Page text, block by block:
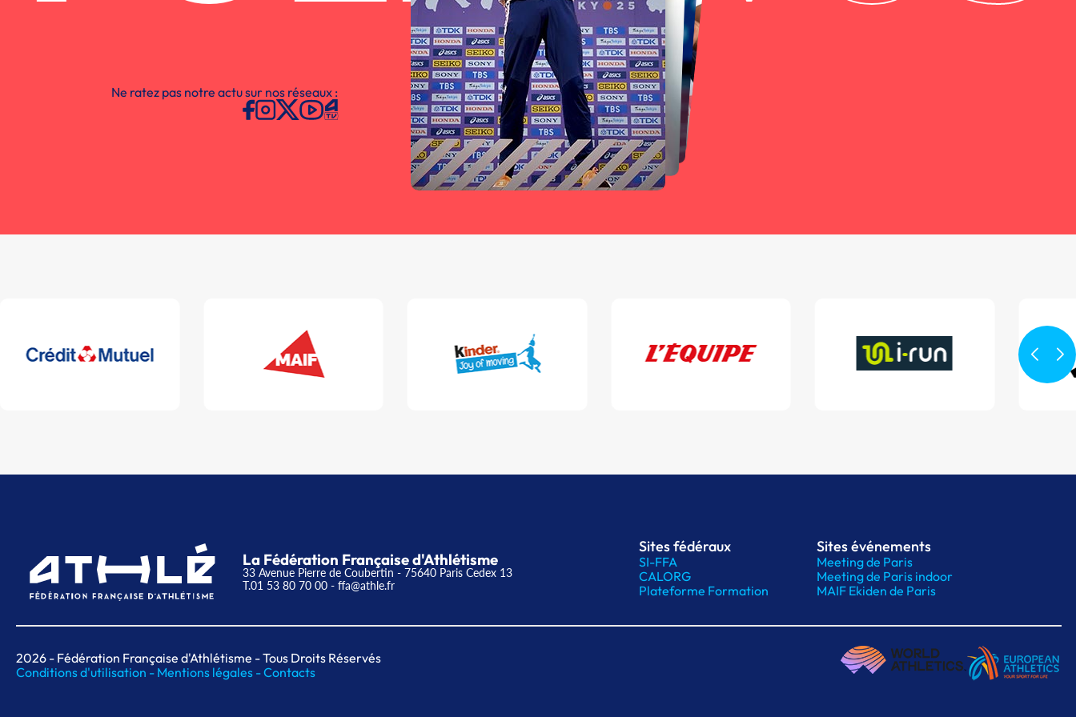
Ne ratez pas notre actu sur nos réseaux :
La Fédération Française d'Athlétisme
33 Avenue Pierre de Coubertin - 75640 Paris Cedex 13
T.01 53 80 70 00 - ffa@athle.fr
Sites fédéraux
SI-FFA
CALORG
Plateforme Formation
Sites événements
Meeting de Paris
Meeting de Paris indoor
MAIF Ekiden de Paris
2026 - Fédération Française d'Athlétisme - Tous Droits Réservés
Conditions d'utilisation - Mentions légales -Contacts